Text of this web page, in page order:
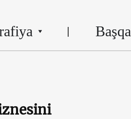
Başqa